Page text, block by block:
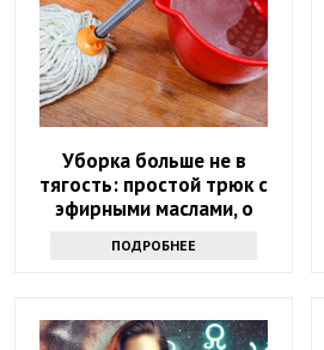
Уборка больше не в
тягость: простой трюк с
эфирными маслами, о
ПОДРОБНЕЕ